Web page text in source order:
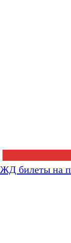
ЖД билеты на